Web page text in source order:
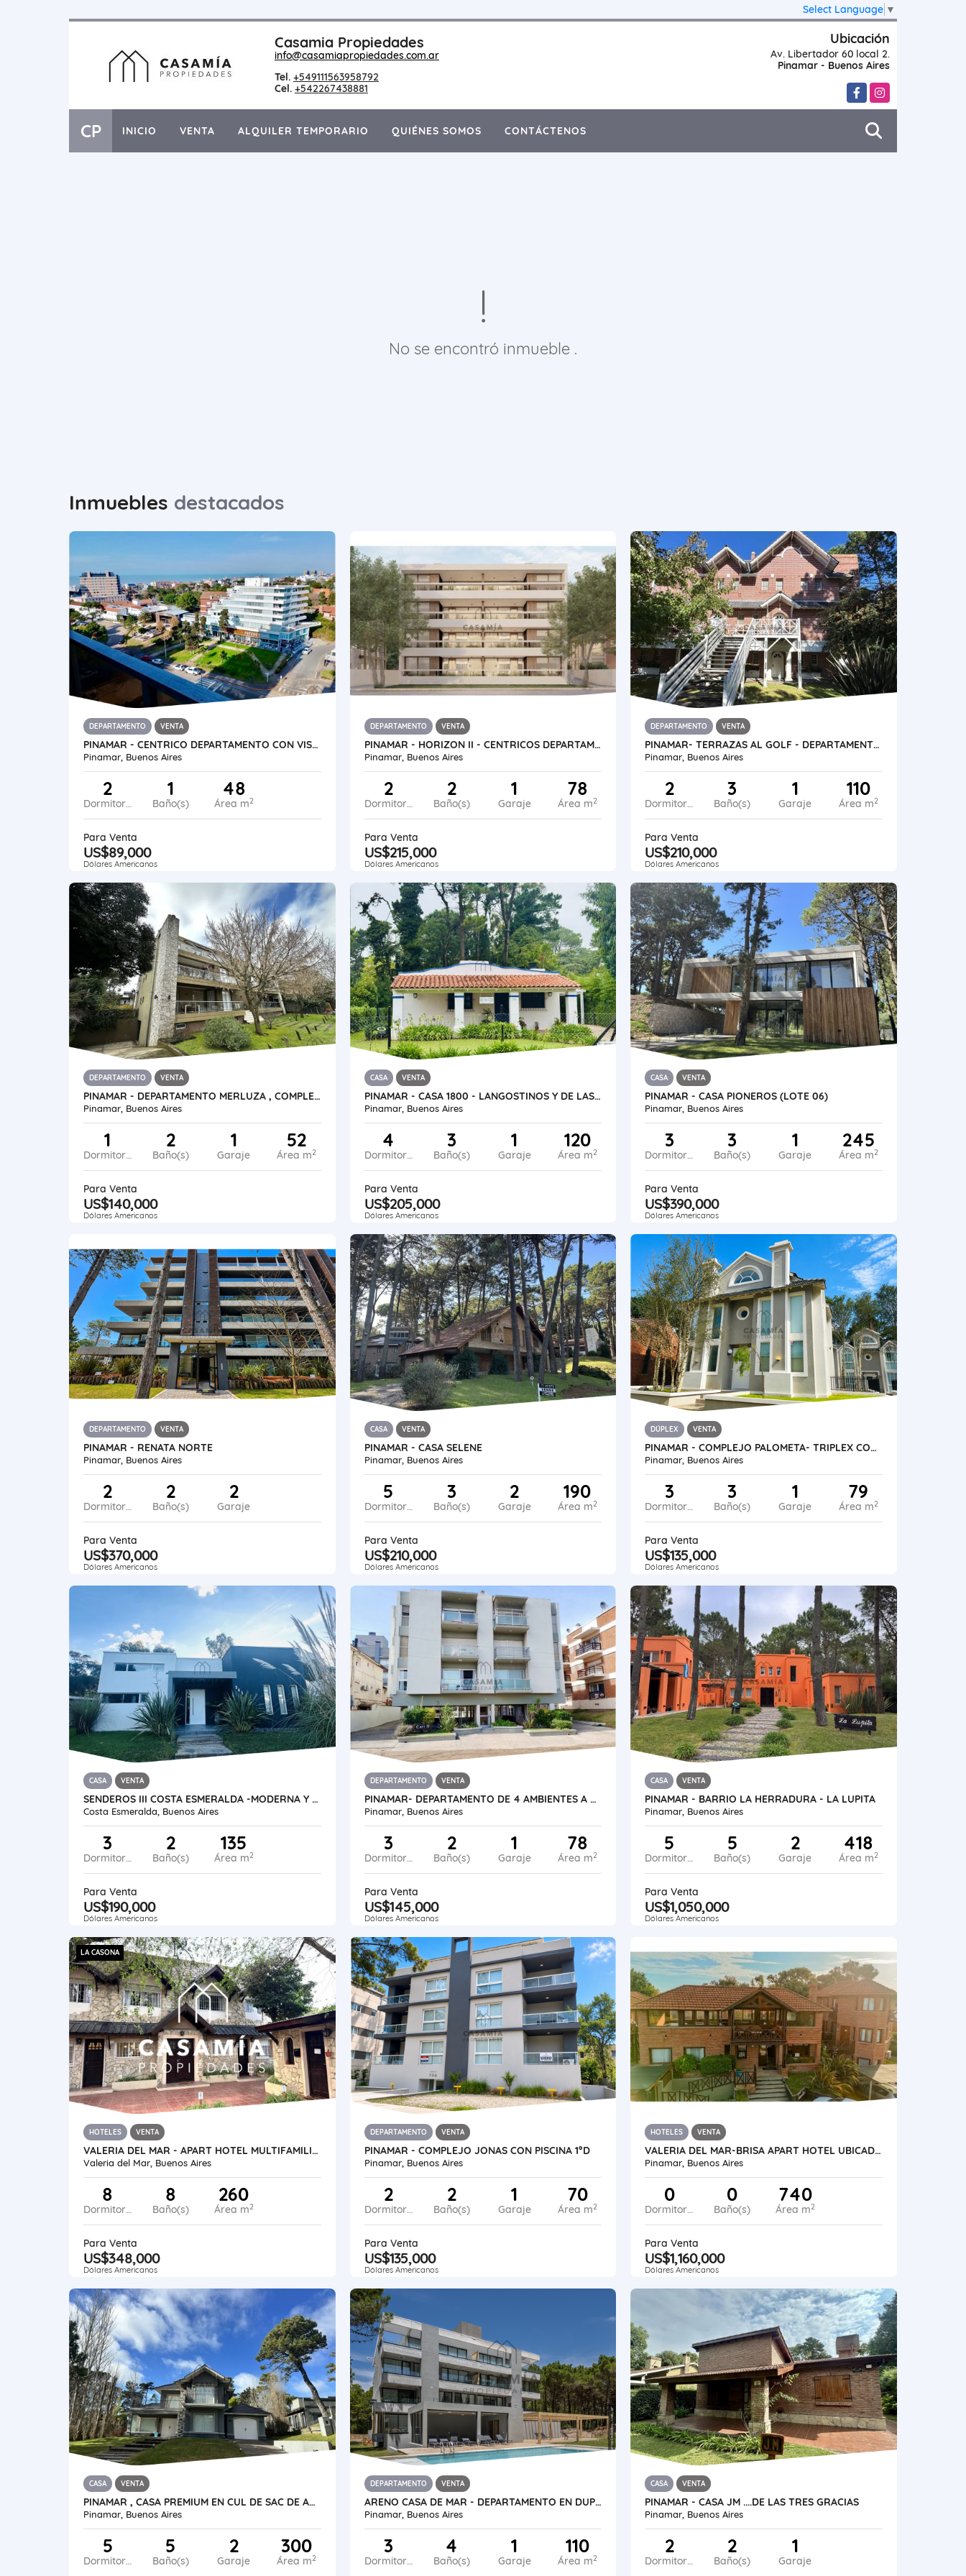
Select Language ▼
Casamia Propiedades
info@casamiapropiedades.com.ar
Tel. +549111563958792
Cel. +542267438881
Ubicación
Av. Libertador 60 local 2.
Pinamar - Buenos Aires
FacebookInstagram
CP INICIO VENTA ALQUILER TEMPORARIO QUIÉNES SOMOS CONTÁCTENOS
No se encontró inmueble .
Inmuebles destacados
DEPARTAMENTO VENTA
PINAMAR - CENTRICO DEPARTAMENTO CON VISTA AL MAR
Pinamar, Buenos Aires
2
Dormitorios
1
Baño(s)
48
Área m2
Para Venta
US$89,000
Dólares Americanos
DEPARTAMENTO VENTA
PINAMAR - HORIZON II - CENTRICOS DEPARTAMENTOS PREMIUM
Pinamar, Buenos Aires
2
Dormitorios
2
Baño(s)
1
Garaje
78
Área m2
Para Venta
US$215,000
Dólares Americanos
DEPARTAMENTO VENTA
PINAMAR- TERRAZAS AL GOLF - DEPARTAMENTO EN DUPLEX
Pinamar, Buenos Aires
2
Dormitorios
3
Baño(s)
1
Garaje
110
Área m2
Para Venta
US$210,000
Dólares Americanos
DEPARTAMENTO VENTA
PINAMAR - DEPARTAMENTO MERLUZA , COMPLEJO CON PILETA
Pinamar, Buenos Aires
1
Dormitorios
2
Baño(s)
1
Garaje
52
Área m2
Para Venta
US$140,000
Dólares Americanos
CASA VENTA
PINAMAR - CASA 1800 - LANGOSTINOS Y DE LAS ARTES
Pinamar, Buenos Aires
4
Dormitorios
3
Baño(s)
1
Garaje
120
Área m2
Para Venta
US$205,000
Dólares Americanos
CASA VENTA
PINAMAR - CASA PIONEROS (LOTE 06)
Pinamar, Buenos Aires
3
Dormitorios
3
Baño(s)
1
Garaje
245
Área m2
Para Venta
US$390,000
Dólares Americanos
DEPARTAMENTO VENTA
PINAMAR - RENATA NORTE
Pinamar, Buenos Aires
2
Dormitorios
2
Baño(s)
2
Garaje
Para Venta
US$370,000
Dólares Americanos
CASA VENTA
PINAMAR - CASA SELENE
Pinamar, Buenos Aires
5
Dormitorios
3
Baño(s)
2
Garaje
190
Área m2
Para Venta
US$210,000
Dólares Americanos
DÚPLEX VENTA
PINAMAR - COMPLEJO PALOMETA- TRIPLEX CON COCHERA CUBIERTA UF04
Pinamar, Buenos Aires
3
Dormitorios
3
Baño(s)
1
Garaje
79
Área m2
Para Venta
US$135,000
Dólares Americanos
CASA VENTA
SENDEROS III COSTA ESMERALDA -MODERNA Y FUNCIONAL CASA CON PILETA
Costa Esmeralda, Buenos Aires
3
Dormitorios
2
Baño(s)
135
Área m2
Para Venta
US$190,000
Dólares Americanos
DEPARTAMENTO VENTA
PINAMAR- DEPARTAMENTO DE 4 AMBIENTES A METROS DEL MAR
Pinamar, Buenos Aires
3
Dormitorios
2
Baño(s)
1
Garaje
78
Área m2
Para Venta
US$145,000
Dólares Americanos
CASA VENTA
PINAMAR - BARRIO LA HERRADURA - LA LUPITA
Pinamar, Buenos Aires
5
Dormitorios
5
Baño(s)
2
Garaje
418
Área m2
Para Venta
US$1,050,000
Dólares Americanos
LA CASONA
HOTELES VENTA
VALERIA DEL MAR - APART HOTEL MULTIFAMILIAR A 20 MTS DEL MAR
Valeria del Mar, Buenos Aires
8
Dormitorios
8
Baño(s)
260
Área m2
Para Venta
US$348,000
Dólares Americanos
DEPARTAMENTO VENTA
PINAMAR - COMPLEJO JONAS CON PISCINA 1°D
Pinamar, Buenos Aires
2
Dormitorios
2
Baño(s)
1
Garaje
70
Área m2
Para Venta
US$135,000
Dólares Americanos
HOTELES VENTA
VALERIA DEL MAR-BRISA APART HOTEL UBICADO A 50 MTS DEL MAR
Pinamar, Buenos Aires
0
Dormitorios
0
Baño(s)
740
Área m2
Para Venta
US$1,160,000
Dólares Americanos
CASA VENTA
PINAMAR , CASA PREMIUM EN CUL DE SAC DE ALAMOS CON PISCINA
Pinamar, Buenos Aires
5
Dormitorios
5
Baño(s)
2
Garaje
300
Área m2
DEPARTAMENTO VENTA
ARENO CASA DE MAR - DEPARTAMENTO EN DUPLEX
Pinamar, Buenos Aires
3
Dormitorios
4
Baño(s)
1
Garaje
110
Área m2
CASA VENTA
PINAMAR - CASA JM ....DE LAS TRES GRACIAS
Pinamar, Buenos Aires
2
Dormitorios
2
Baño(s)
1
Garaje